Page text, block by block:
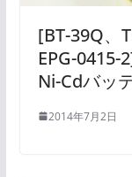
[BT-39Q、
EPG-0415-
Ni-Cdバッ
2014年7月2日